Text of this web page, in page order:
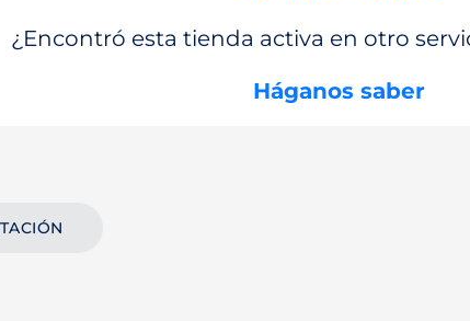
¿Encontró esta tienda activa en otro
Háganos saber